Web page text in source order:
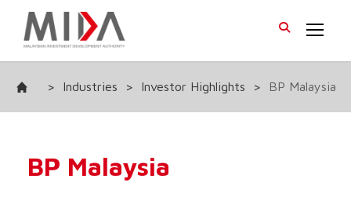
> Industries > Investor Highlights > BP Malaysia
BP Malaysia